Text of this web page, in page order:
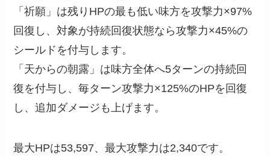
「祈願」は残りHPの最も低い味方を攻撃力×97%
回復し、対象が持続回復状態なら攻撃力×45%の
シールドを付与します。
「天からの朝露」は味方全体へ5ターンの持続回
復を付与し、毎ターン攻撃力×125%のHPを回復
し、追加ダメージも上げます。
最大HPは53,597、最大攻撃力は2,340です。